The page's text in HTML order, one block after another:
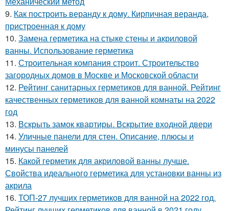
9. Как построить веранду к дому. Кирпичная веранда,
пристроенная к дому
10. Замена герметика на стыке стены и акриловой
ванны. Использование герметика
11. Строительная компания строит. Строительство
загородных домов в Москве и Московской области
12. Рейтинг санитарных герметиков для ванной. Рейтинг
качественных герметиков для ванной комнаты на 2022
год
13. Вскрыть замок квартиры. Вскрытие входной двери
14. Уличные панели для стен. Описание, плюсы и
минусы панелей
15. Какой герметик для акриловой ванны лучше.
Свойства идеального герметика для установки ванны из
акрила
16. ТОП-27 лучших герметиков для ванной на 2022 год.